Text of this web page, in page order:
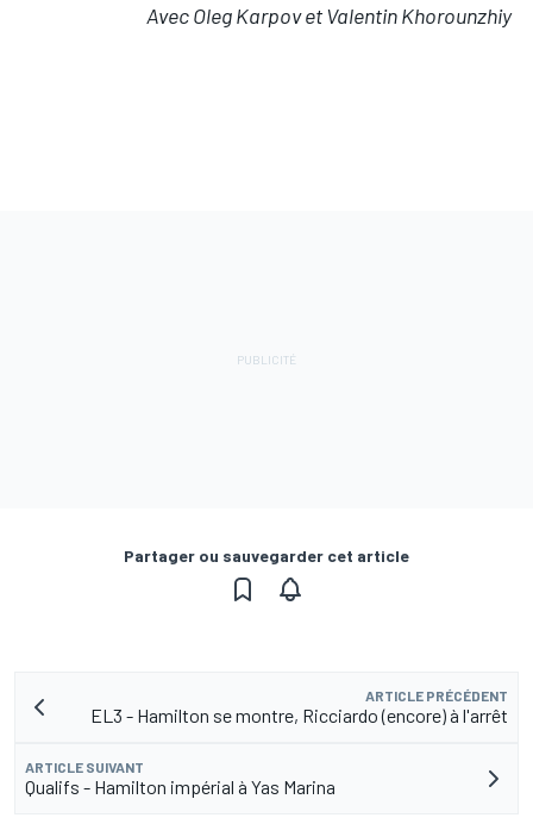
Avec Oleg Karpov et Valentin Khorounzhiy
Partager ou sauvegarder cet article
ARTICLE PRÉCÉDENT
EL3 - Hamilton se montre, Ricciardo (encore) à l'arrêt
ARTICLE SUIVANT
Qualifs - Hamilton impérial à Yas Marina